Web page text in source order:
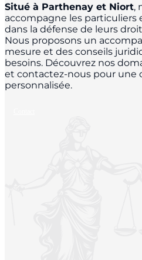
Situé à Parthenay et Niort,
accompagne les particuliers
dans la défense de leurs
Nous proposons un
mesure et des conseils
besoins. Découvrez nos
et contactez-nous pour une
personnalisée.